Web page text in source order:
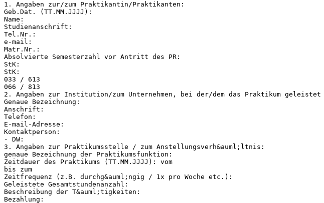
1. Angaben zur/zum Praktikantin/Praktikanten:
Geb.Dat. (TT.MM.JJJJ):
Name:
Studienanschrift:
Tel.Nr.:
e-mail:
Matr.Nr.:
Absolvierte Semesterzahl vor Antritt des PR:
StK:
StK:
033 / 613
066 / 813
2. Angaben zur Institution/zum Unternehmen, bei der/dem das Praktikum geleistet
Genaue Bezeichnung:
Anschrift:
Telefon:
E-mail-Adresse:
Kontaktperson:
- DW:
3. Angaben zur Praktikumsstelle / zum Anstellungsverh&auml;ltnis:
genaue Bezeichnung der Praktikumsfunktion:
Zeitdauer des Praktikums (TT.MM.JJJJ): vom
bis zum
Zeitfrequenz (z.B. durchg&auml;ngig / 1x pro Woche etc.):
Geleistete Gesamtstundenanzahl:
Beschreibung der T&auml;tigkeiten:
Bezahlung: